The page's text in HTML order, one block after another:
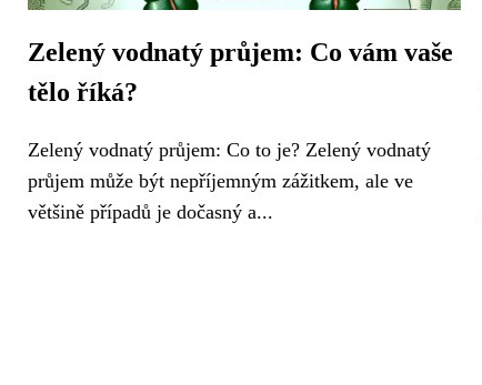
Zelený vodnatý průjem: Co vám vaše
tělo říká?
Zelený vodnatý průjem: Co to je? Zelený vodnatý
průjem může být nepříjemným zážitkem, ale ve
většině případů je dočasný a...